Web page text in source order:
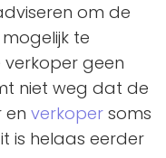
om de
te
geen
niet weg dat de
en verkoper soms
is helaas eerder